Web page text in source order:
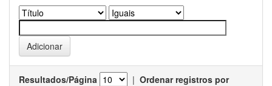
Resultados/Página | Ordenar registros por